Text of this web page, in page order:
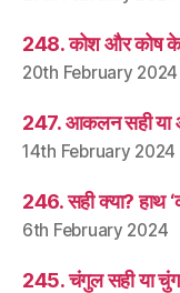
248. कोश और कोष के
20th February 2024
247. आकलन सही या
14th February 2024
246. सही क्या? हाथ
6th February 2024
245. चंगुल सही या